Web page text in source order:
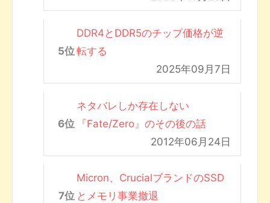
DDR4とDDR5のチップ価格が逆
転する
2025年09月7日
ネタバレしか存在しない
『Fate/Zero』のその後の話
2012年06月24日
Micron、CrucialブランドのSSD
とメモリ事業撤退